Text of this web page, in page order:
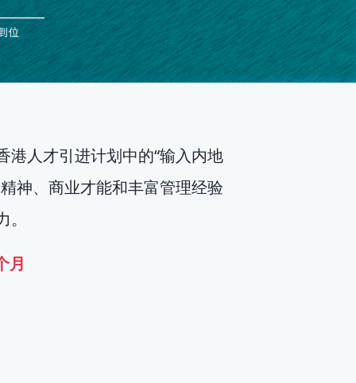
港人才引进计划中的“输入内地
神、商业才能和丰富管理经验
月